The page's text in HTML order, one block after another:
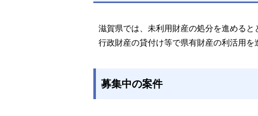
滋賀県では、未利用財産の処分を進める
行政財産の貸付け等で県有財産の利活用を
募集中の案件